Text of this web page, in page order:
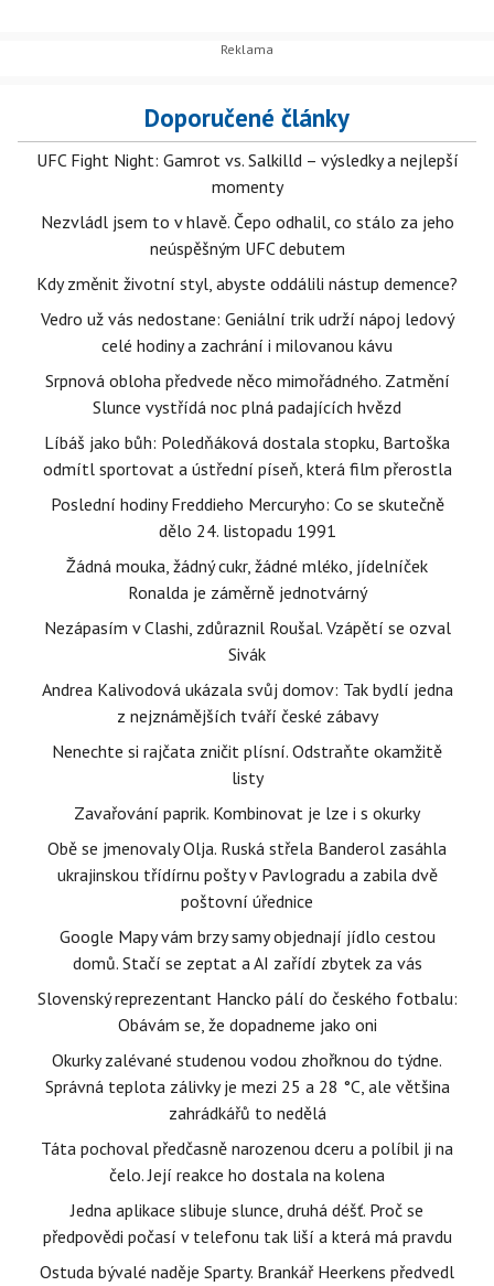
Doporučené články
UFC Fight Night: Gamrot vs. Salkilld – výsledky a nejlepší
momenty
Nezvládl jsem to v hlavě. Čepo odhalil, co stálo za jeho
neúspěšným UFC debutem
Kdy změnit životní styl, abyste oddálili nástup demence?
Vedro už vás nedostane: Geniální trik udrží nápoj ledový
celé hodiny a zachrání i milovanou kávu
Srpnová obloha předvede něco mimořádného. Zatmění
Slunce vystřídá noc plná padajících hvězd
Líbáš jako bůh: Poledňáková dostala stopku, Bartoška
odmítl sportovat a ústřední píseň, která film přerostla
Poslední hodiny Freddieho Mercuryho: Co se skutečně
dělo 24. listopadu 1991
Žádná mouka, žádný cukr, žádné mléko, jídelníček
Ronalda je záměrně jednotvárný
Nezápasím v Clashi, zdůraznil Roušal. Vzápětí se ozval
Sivák
Andrea Kalivodová ukázala svůj domov: Tak bydlí jedna
z nejznámějších tváří české zábavy
Nenechte si rajčata zničit plísní. Odstraňte okamžitě
listy
Zavařování paprik. Kombinovat je lze i s okurky
Obě se jmenovaly Olja. Ruská střela Banderol zasáhla
ukrajinskou třídírnu pošty v Pavlogradu a zabila dvě
poštovní úřednice
Google Mapy vám brzy samy objednají jídlo cestou
domů. Stačí se zeptat a AI zařídí zbytek za vás
Slovenský reprezentant Hancko pálí do českého fotbalu:
Obávám se, že dopadneme jako oni
Okurky zalévané studenou vodou zhořknou do týdne.
Správná teplota zálivky je mezi 25 a 28 °C, ale většina
zahrádkářů to nedělá
Táta pochoval předčasně narozenou dceru a políbil ji na
čelo. Její reakce ho dostala na kolena
Jedna aplikace slibuje slunce, druhá déšť. Proč se
předpovědi počasí v telefonu tak liší a která má pravdu
Ostuda bývalé naděje Sparty. Brankář Heerkens předvedl